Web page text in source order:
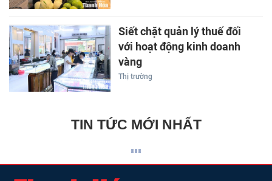
Siết chặt quản lý thuế đối
với hoạt động kinh doanh
vàng
Thị trường
TIN TỨC MỚI NHẤT